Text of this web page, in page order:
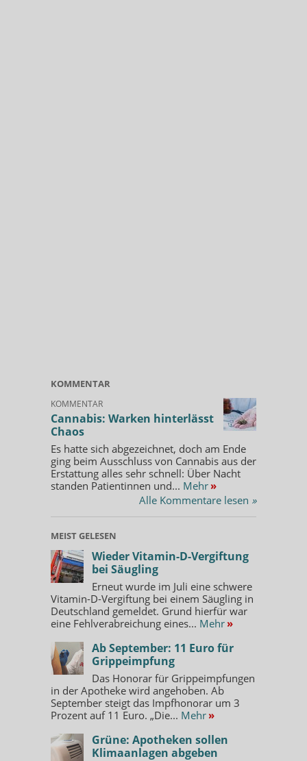
KOMMENTAR
KOMMENTAR
Cannabis: Warken hinterlässt
Chaos
Es hatte sich abgezeichnet, doch am Ende
ging beim Ausschluss von Cannabis aus der
Erstattung alles sehr schnell: Über Nacht
standen Patientinnen und... Mehr »
Alle Kommentare lesen »
MEIST GELESEN
Wieder Vitamin-D-Vergiftung
bei Säugling
Erneut wurde im Juli eine schwere
Vitamin-D-Vergiftung bei einem Säugling in
Deutschland gemeldet. Grund hierfür war
eine Fehlverabreichung eines... Mehr »
Ab September: 11 Euro für
Grippeimpfung
Das Honorar für Grippeimpfungen
in der Apotheke wird angehoben. Ab
September steigt das Impfhonorar um 3
Prozent auf 11 Euro. „Die... Mehr »
Grüne: Apotheken sollen
Klimaanlagen abgeben